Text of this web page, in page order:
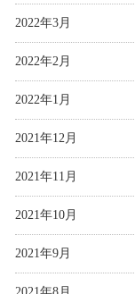
2022年3月
2022年2月
2022年1月
2021年12月
2021年11月
2021年10月
2021年9月